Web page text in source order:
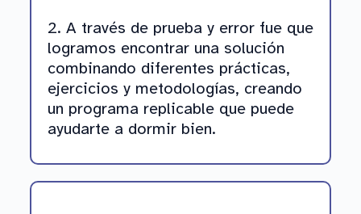
2. A través de prueba y error fue que
logramos encontrar una solución
combinando diferentes prácticas,
ejercicios y metodologías, creando
un programa replicable que puede
ayudarte a dormir bien.